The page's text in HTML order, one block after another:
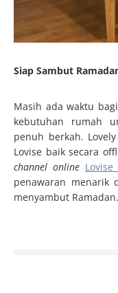
Siap Sambut
Masih ada waktu
kebutuhan rumah
penuh berkah.
Lovise baik secara
channel online Lovise
penawaran menarik
menyambut Ramadan.